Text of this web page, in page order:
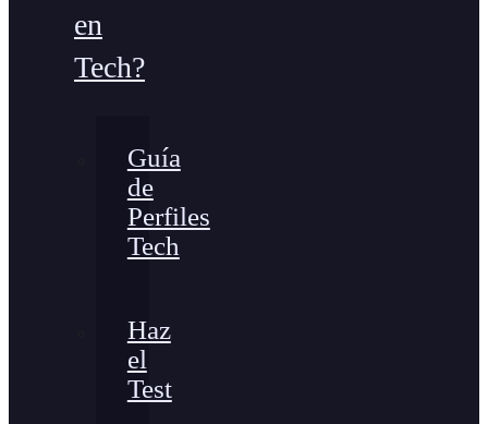
en
Tech?
Guía
de
Perfiles
Tech
Haz
el
Test